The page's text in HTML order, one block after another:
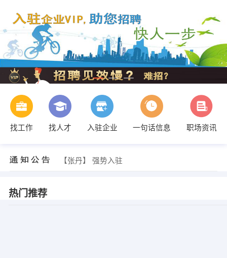
找工作 找人才 入驻企业 一句话信息
职场资讯
【张丹】 强势入驻
热门推荐